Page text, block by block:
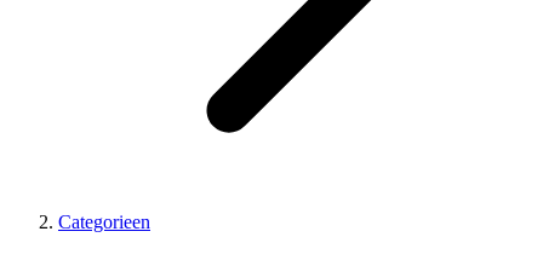
Categorieen